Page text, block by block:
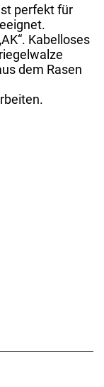
perfekt für
Kabelloses
dem Rasen